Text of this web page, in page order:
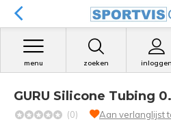
zoeken inloggen
menu
GURU Silicone Tubing
(0) Aan verlanglijst